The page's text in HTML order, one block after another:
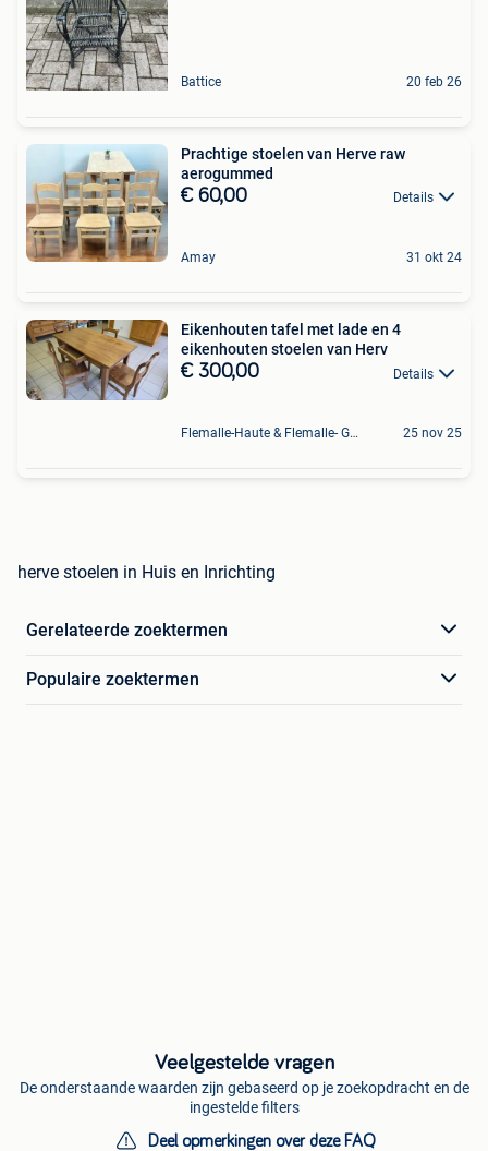
Battice 20 feb 26
Prachtige stoelen van Herve raw
aerogummed
€ 60,00 Details
Amay 31 okt 24
Eikenhouten tafel met lade en 4
eikenhouten stoelen van Herv
€ 300,00 Details
Flemalle-Haute & Flemalle- Grande & Partie Awirs 25 nov 25
herve stoelen in Huis en Inrichting
Gerelateerde zoektermen
Populaire zoektermen
Veelgestelde vragen
De onderstaande waarden zijn gebaseerd op je zoekopdracht en de
ingestelde filters
Deel opmerkingen over deze FAQ